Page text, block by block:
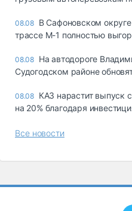
08.08 В Сафоновском
трассе М-1 полностью
08.08 На автодороге
Судогодском районе
08.08 КАЗ нарастит выпуск
на 20% благодаря
Все новости